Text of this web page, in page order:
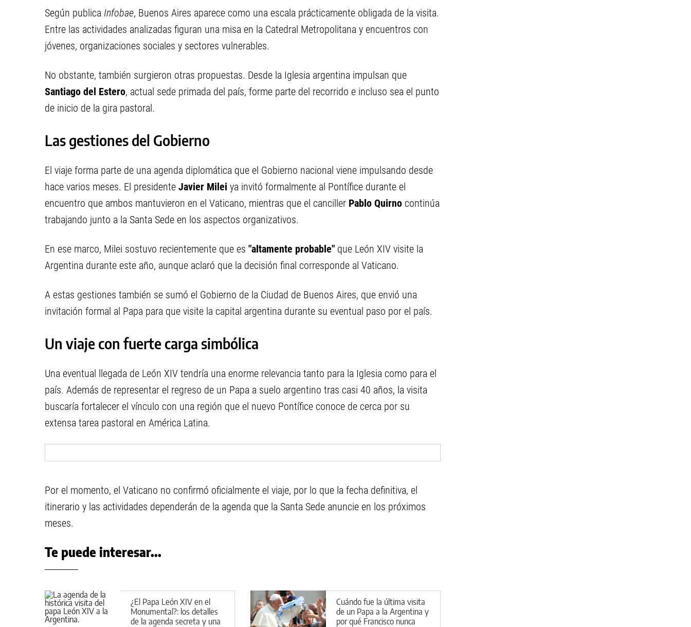
Según publica Infobae, Buenos Aires aparece como una escala prácticamente obligada de la visita.
Entre las actividades analizadas figuran una misa en la Catedral Metropolitana y encuentros con
jóvenes, organizaciones sociales y sectores vulnerables.
No obstante, también surgieron otras propuestas. Desde la Iglesia argentina impulsan que
Santiago del Estero, actual sede primada del país, forme parte del recorrido e incluso sea el punto
de inicio de la gira pastoral.
Las gestiones del Gobierno
El viaje forma parte de una agenda diplomática que el Gobierno nacional viene impulsando desde
hace varios meses. El presidente Javier Milei ya invitó formalmente al Pontífice durante el
encuentro que ambos mantuvieron en el Vaticano, mientras que el canciller Pablo Quirno continúa
trabajando junto a la Santa Sede en los aspectos organizativos.
En ese marco, Milei sostuvo recientemente que es "altamente probable" que León XIV visite la
Argentina durante este año, aunque aclaró que la decisión final corresponde al Vaticano.
A estas gestiones también se sumó el Gobierno de la Ciudad de Buenos Aires, que envió una
invitación formal al Papa para que visite la capital argentina durante su eventual paso por el país.
Un viaje con fuerte carga simbólica
Una eventual llegada de León XIV tendría una enorme relevancia tanto para la Iglesia como para el
país. Además de representar el regreso de un Papa a suelo argentino tras casi 40 años, la visita
buscaría fortalecer el vínculo con una región que el nuevo Pontífice conoce de cerca por su
extensa tarea pastoral en América Latina.
Por el momento, el Vaticano no confirmó oficialmente el viaje, por lo que la fecha definitiva, el
itinerario y las actividades dependerán de la agenda que la Santa Sede anuncie en los próximos
meses.
Te puede interesar...
¿El Papa León XIV en el
Monumental?: los detalles
de la agenda secreta y una
Cuándo fue la última visita
de un Papa a la Argentina y
por qué Francisco nunca